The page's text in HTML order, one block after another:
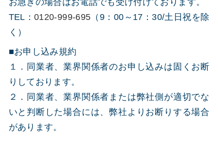
お急ぎの場合はお電話でも受け付けております。
TEL：0120-999-695 （9：00～17：30/土日祝を除
く）
■お申し込み規約
１．同業者、業界関係者のお申し込みは固くお断
りしております。
２．同業者、業界関係者または弊社側が適切でな
いと判断した場合には、弊社よりお断りする場合
があります。